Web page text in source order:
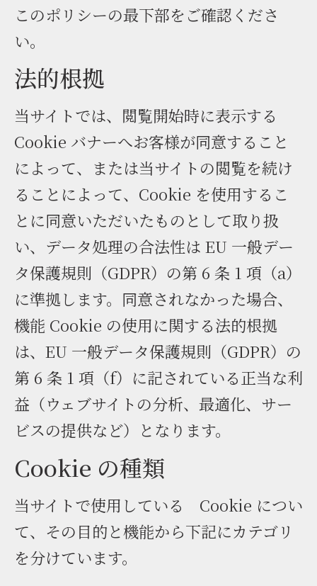
このポリシーの最下部をご確認くださ
い。
法的根拠
当サイトでは、閲覧開始時に表示する
Cookie バナーへお客様が同意すること
によって、または当サイトの閲覧を続け
ることによって、Cookie を使用するこ
とに同意いただいたものとして取り扱
い、データ処理の合法性は EU 一般デー
タ保護規則（GDPR）の第 6 条 1 項（a）
に準拠します。同意されなかった場合、
機能 Cookie の使用に関する法的根拠
は、EU 一般データ保護規則（GDPR）の
第 6 条 1 項（f）に記されている正当な利
益（ウェブサイトの分析、最適化、サー
ビスの提供など）となります。
Cookie の種類
当サイトで使用している Cookie につい
て、その目的と機能から下記にカテゴリ
を分けています。